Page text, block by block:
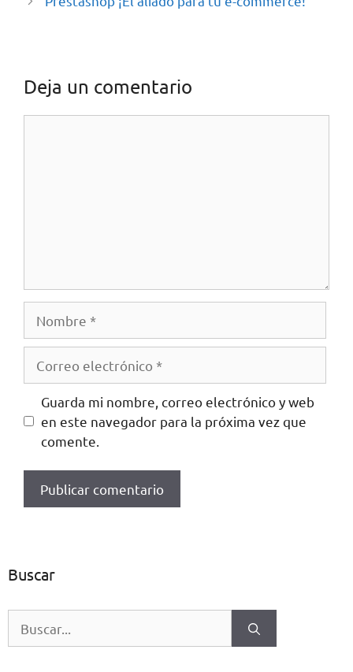
Deja un comentario
Guarda mi nombre, correo electrónico y web
en este navegador para la próxima vez que
comente.
Buscar